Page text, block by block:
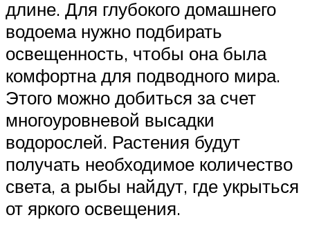
длине. Для глубокого домашнего
водоема нужно подбирать
освещенность, чтобы она была
комфортна для подводного мира.
Этого можно добиться за счет
многоуровневой высадки
водорослей. Растения будут
получать необходимое количество
света, а рыбы найдут, где укрыться
от яркого освещения.